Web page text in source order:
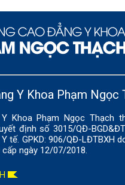
Y Khoa Phạm Ngọc
Khoa Phạm Ngọc Thạch
định số 3015/QĐ-
tế. GPKD: 906/QĐ-LĐTBXH
ngày 12/07/2018.